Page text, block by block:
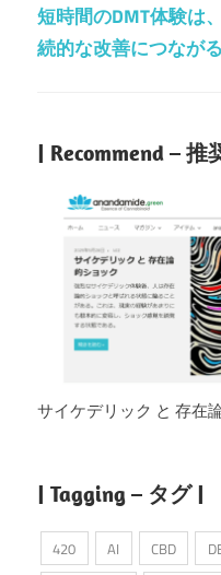
短時間のDMT体験は
続的な改善につなが
| Recommend – 推
サイケデリック と 存在
| Tagging – タグ |
420 AI CBD